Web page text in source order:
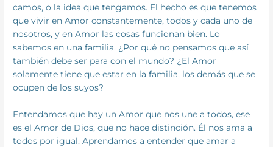
camos, o la idea que tengamos. El hecho es que tenemos
que vivir en Amor constantemente, todos y cada uno de
nosotros, y en Amor las cosas funcionan bien. Lo
sabemos en una familia. ¿Por qué no pensamos que así
también debe ser para con el mundo? ¿El Amor
solamente tiene que estar en la familia, los demás que se
ocu­pen de los suyos?
Entendamos que hay un Amor que nos une a todos, ese
es el Amor de Dios, que no hace distinción. Él nos ama a
todos por igual. Aprendamos a entender que amar a